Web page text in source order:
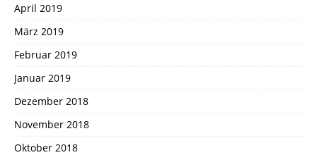
April 2019
März 2019
Februar 2019
Januar 2019
Dezember 2018
November 2018
Oktober 2018